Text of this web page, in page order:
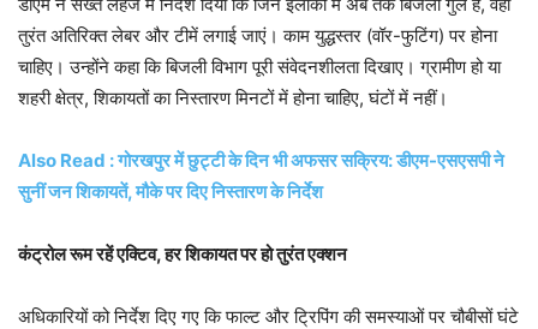
तुरंत अतिरिक्त लेबर और टीमें लगाई जाएं। काम युद्धस्तर (वॉर-फुटिंग) पर होना
चाहिए। उन्होंने कहा कि बिजली विभाग पूरी संवेदनशीलता दिखाए। ग्रामीण हो या
शहरी क्षेत्र, शिकायतों का निस्तारण मिनटों में होना चाहिए, घंटों में नहीं।
Also Read : गोरखपुर में छुट्टी के दिन भी अफसर सक्रिय: डीएम-एसएसपी ने
सुनीं जन शिकायतें, मौके पर दिए निस्तारण के निर्देश
कंट्रोल रूम रहें एक्टिव, हर शिकायत पर हो तुरंत एक्शन
अधिकारियों को निर्देश दिए गए कि फाल्ट और ट्रिपिंग की समस्याओं पर चौबीसों घंटे